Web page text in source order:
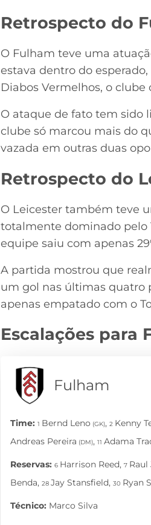
Retrospecto do
O Fulham teve uma
estava dentro do
Diabos Vermelhos, o
O ataque de fato tem sido
clube só marcou mais do
vazada em outras duas
Retrospecto do
O Leicester também teve
totalmente dominado pelo
equipe saiu com apenas
A partida mostrou que
um gol nas últimas quatro
apenas empatado com o
Escalações para